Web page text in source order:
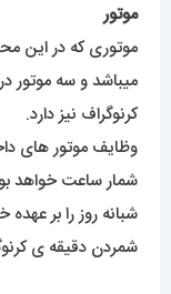
موتور
موتوری که در این
میباشد و سه موتور
کرنوگراف نیز دارد.
وظایف موتور های
شبانه روز را بر
شمردن دقیقه ی